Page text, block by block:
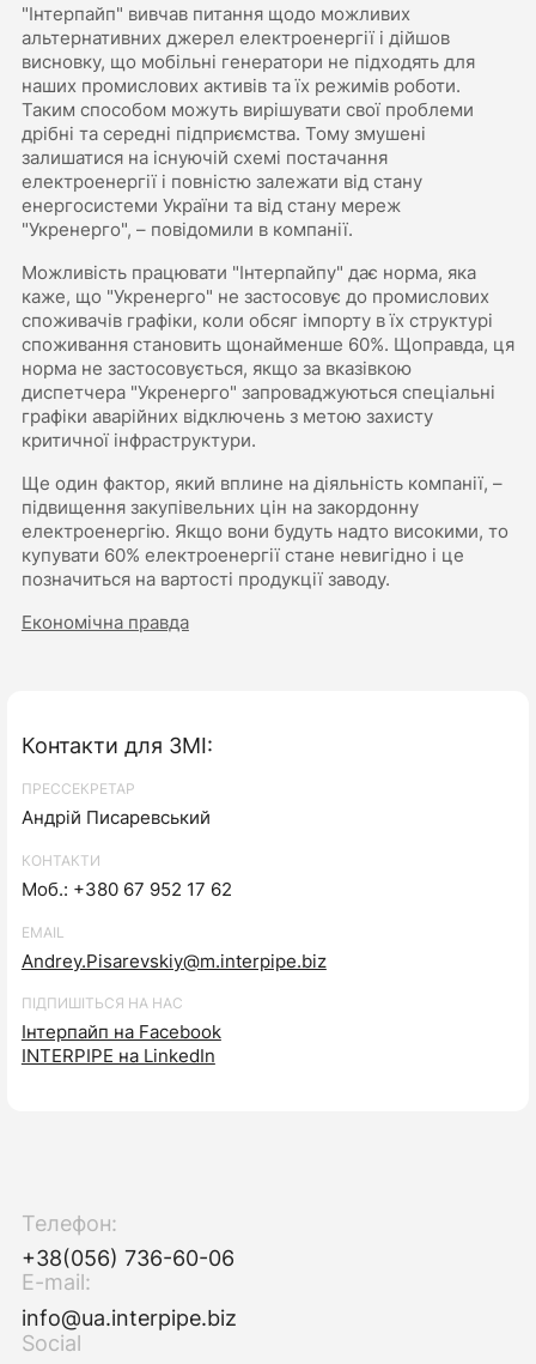
"Інтерпайп" вивчав питання щодо можливих
альтернативних джерел електроенергії і дійшов
висновку, що мобільні генератори не підходять для
наших промислових активів та їх режимів роботи.
Таким способом можуть вирішувати свої проблеми
дрібні та середні підприємства. Тому змушені
залишатися на існуючій схемі постачання
електроенергії і повністю залежати від стану
енергосистеми України та від стану мереж
"Укренерго", – повідомили в компанії.
Можливість працювати "Інтерпайпу" дає норма, яка
каже, що "Укренерго" не застосовує до промислових
споживачів графіки, коли обсяг імпорту в їх структурі
споживання становить щонайменше 60%. Щоправда, ця
норма не застосовується, якщо за вказівкою
диспетчера "Укренерго" запроваджуються спеціальні
графіки аварійних відключень з метою захисту
критичної інфраструктури.
Ще один фактор, який вплине на діяльність компанії, –
підвищення закупівельних цін на закордонну
електроенергію. Якщо вони будуть надто високими, то
купувати 60% електроенергії стане невигідно і це
позначиться на вартості продукції заводу.
Економічна правда
Контакти для ЗМІ:
ПРЕССЕКРЕТАР
Андрій Писаревський
КОНТАКТИ
Моб.: +380 67 952 17 62
EMAIL
Andrey.Pisarevskiy@m.interpipe.biz
ПІДПИШІТЬСЯ НА НАС
Інтерпайп на Facebook
INTERPIPE на LinkedIn
Телефон:
+38(056) 736-60-06
E-mail:
info@ua.interpipe.biz
Social